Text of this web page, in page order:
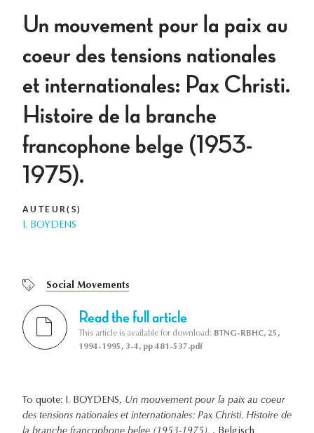
Un mouvement pour la paix au
coeur des tensions nationales
et internationales: Pax Christi.
Histoire de la branche
francophone belge (1953-
1975).
AUTEUR(S)
I. BOYDENS
Social Movements
Read the full article
This article is available for download: BTNG-RBHC, 25,
1994-1995, 3-4, pp 481-537.pdf
To quote: I. BOYDENS, Un mouvement pour la paix au coeur
des tensions nationales et internationales: Pax Christi. Histoire de